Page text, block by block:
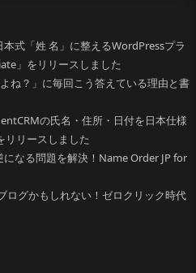
式「姓 名」に整えるWordPressプラ
」をリリースしました
ね？」に毎回こう答えている理由と書
の氏名・住所・日付を日本仕様
リリースしました
なる問題を解決！Name Order JP for
ログかもしれない！ゼロクリック時代